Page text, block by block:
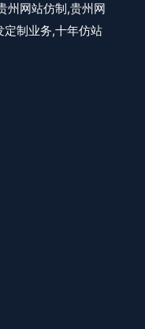
州网站仿制,贵州网
制业务,十年仿站